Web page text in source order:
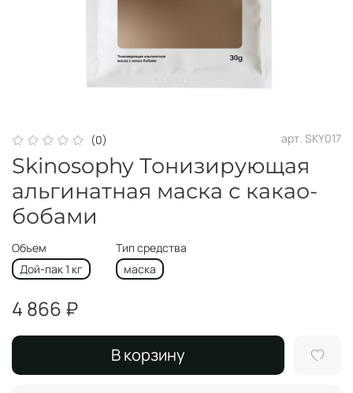
(0) арт. SKY017
Skinosophy Тонизирующая
альгинатная маска с какао-
бобами
Объем
Дой-пак 1 кг
Тип средства
маска
4 866 ₽
В корзину